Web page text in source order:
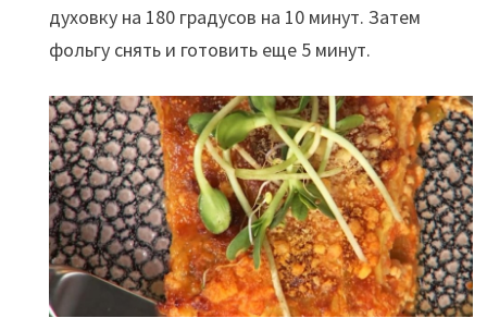
духовку на 180 градусов на 10 минут. Затем
фольгу снять и готовить еще 5 минут.